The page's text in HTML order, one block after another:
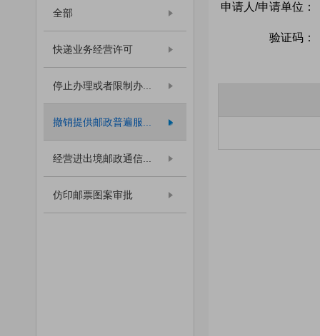
全部
快递业务经营许可
停止办理或者限制办...
撤销提供邮政普遍服...
经营进出境邮政通信...
仿印邮票图案审批
申请人/申请单位：
验证码：